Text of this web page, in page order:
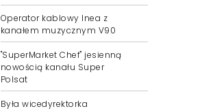
Operator kablowy Inea z
kanałem muzycznym V90
"SuperMarket Chef" jesienną
nowością kanału Super
Polsat
Była wicedyrektorka